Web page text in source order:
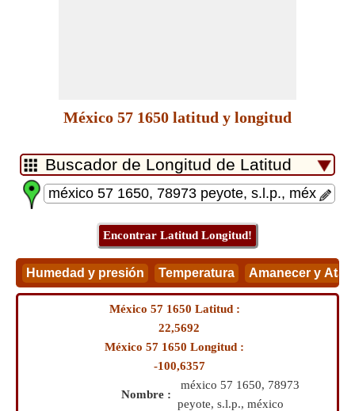
México 57 1650 latitud y longitud
México 57 1650 Latitud :
22,5692
México 57 1650 Longitud :
-100,6357
Nombre :
méxico 57 1650, 78973
peyote, s.l.p., méxico